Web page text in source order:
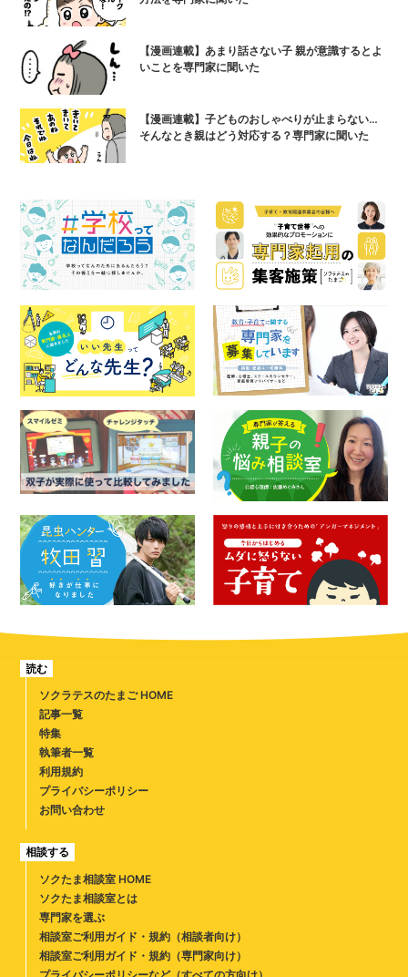
【漫画連載】あまり話さない子 親が意識するとよ
いことを専門家に聞いた
【漫画連載】子どものおしゃべりが止まらない…
そんなとき親はどう対応する？専門家に聞いた
読む
ソクラテスのたまご HOME
記事一覧
特集
執筆者一覧
利用規約
プライバシーポリシー
お問い合わせ
相談する
ソクたま相談室 HOME
ソクたま相談室とは
専門家を選ぶ
相談室ご利用ガイド・規約（相談者向け）
相談室ご利用ガイド・規約（専門家向け）